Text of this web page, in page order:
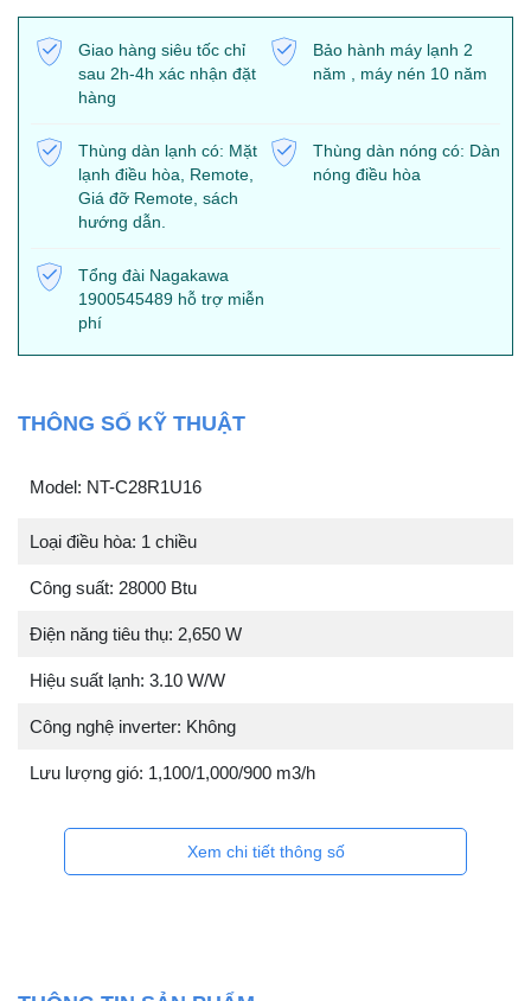
Giao hàng siêu tốc chỉ
sau 2h-4h xác nhận đặt
hàng
Bảo hành máy lạnh 2
năm , máy nén 10 năm
Thùng dàn lạnh có: Mặt
lạnh điều hòa, Remote,
Giá đỡ Remote, sách
hướng dẫn.
Thùng dàn nóng có: Dàn
nóng điều hòa
Tổng đài Nagakawa
1900545489 hỗ trợ miễn
phí
THÔNG SỐ KỸ THUẬT
Model: NT-C28R1U16
Loại điều hòa: 1 chiều
Công suất: 28000 Btu
Điện năng tiêu thụ: 2,650 W
Hiệu suất lạnh: 3.10 W/W
Công nghệ inverter: Không
Lưu lượng gió: 1,100/1,000/900 m3/h
Xem chi tiết thông số